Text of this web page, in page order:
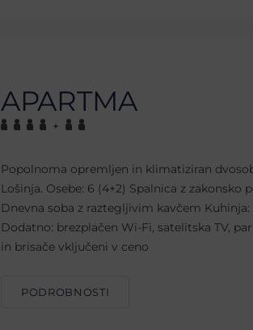
APARTMA
+
Popolnoma opremljen in klimatiziran
Lošinja. Osebe: 6 (4+2) Spalnica z zakonsko
Dnevna soba z raztegljivim kavčem
Dodatno: brezplačen Wi-Fi, satelitska TV,
in brisače vključeni v ceno
PODROBNOSTI